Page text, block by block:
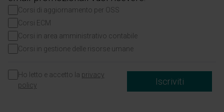
Corsi di aggiornamento per OSS
Corsi ECM
Corsi in area amministrativo contabile
Corsi in gestione delle risorse umane
Ho letto e accetto la privacy
policy
Iscriviti